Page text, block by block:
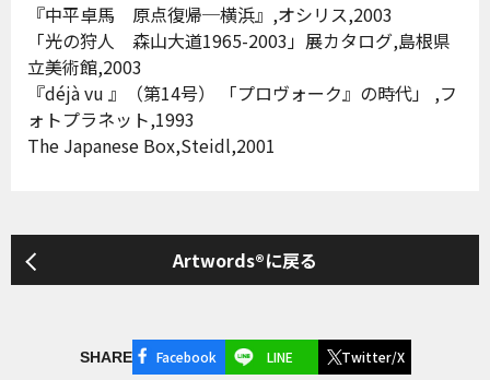
『中平卓馬 原点復帰─横浜』,オシリス,2003
「光の狩人 森山大道1965-2003」展カタログ,島根県
立美術館,2003
『déjà vu 』（第14号） 「プロヴォーク』の時代」 ,フ
ォトプラネット,1993
The Japanese Box,Steidl,2001
Artwords®に戻る
SHARE Facebook LINE Twitter/X